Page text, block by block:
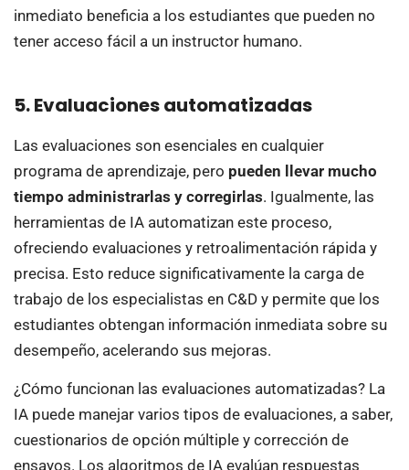
inmediato beneficia a los estudiantes que pueden no
tener acceso fácil a un instructor humano.
5. Evaluaciones automatizadas
Las evaluaciones son esenciales en cualquier
programa de aprendizaje, pero pueden llevar mucho
tiempo administrarlas y corregirlas. Igualmente, las
herramientas de IA automatizan este proceso,
ofreciendo evaluaciones y retroalimentación rápida y
precisa. Esto reduce significativamente la carga de
trabajo de los especialistas en C&D y permite que los
estudiantes obtengan información inmediata sobre su
desempeño, acelerando sus mejoras.
¿Cómo funcionan las evaluaciones automatizadas? La
IA puede manejar varios tipos de evaluaciones, a saber,
cuestionarios de opción múltiple y corrección de
ensayos. Los algoritmos de IA evalúan respuestas